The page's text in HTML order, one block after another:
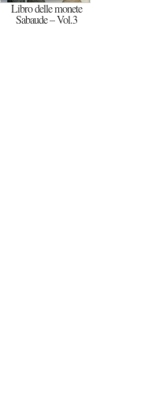
Libro delle monete
Sabaude – Vol.3